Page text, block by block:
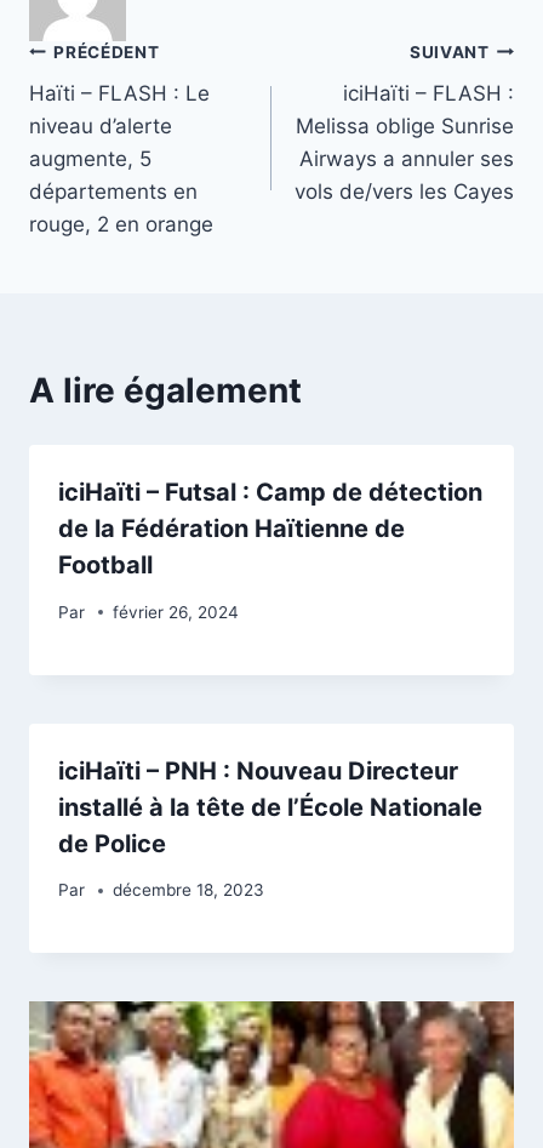
Navigation
de
l’article
PRÉCÉDENT
Haïti – FLASH : Le
niveau d’alerte
augmente, 5
départements en
rouge, 2 en orange
SUIVANT
iciHaïti – FLASH :
Melissa oblige Sunrise
Airways a annuler ses
vols de/vers les Cayes
A lire également
iciHaïti – Futsal : Camp de détection
de la Fédération Haïtienne de
Football
Par février 26, 2024
iciHaïti – PNH : Nouveau Directeur
installé à la tête de l’École Nationale
de Police
Par décembre 18, 2023